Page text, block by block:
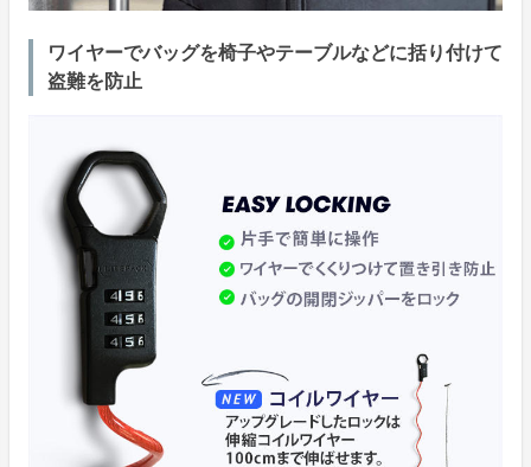
ワイヤーでバッグを椅子やテーブルなどに括り付けて
盗難を防止